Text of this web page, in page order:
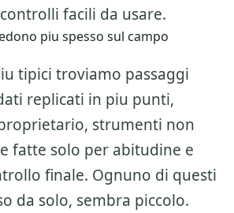
facili da usare.
piu spesso sul campo
tipici troviamo passaggi
replicati in piu punti,
strumenti non
fatte solo per abitudine e
finale. Ognuno di questi
da solo, sembra piccolo.